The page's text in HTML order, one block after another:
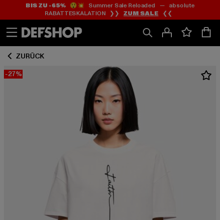
Zum
Inhalt
springen
Zum
Fußzeile
springen
BIS ZU -65%😲💥 Summer Sale Reloaded — absolute
RABATTESKALATION ❯❯ ZUM SALE ❮❮
ZURÜCK
-27%